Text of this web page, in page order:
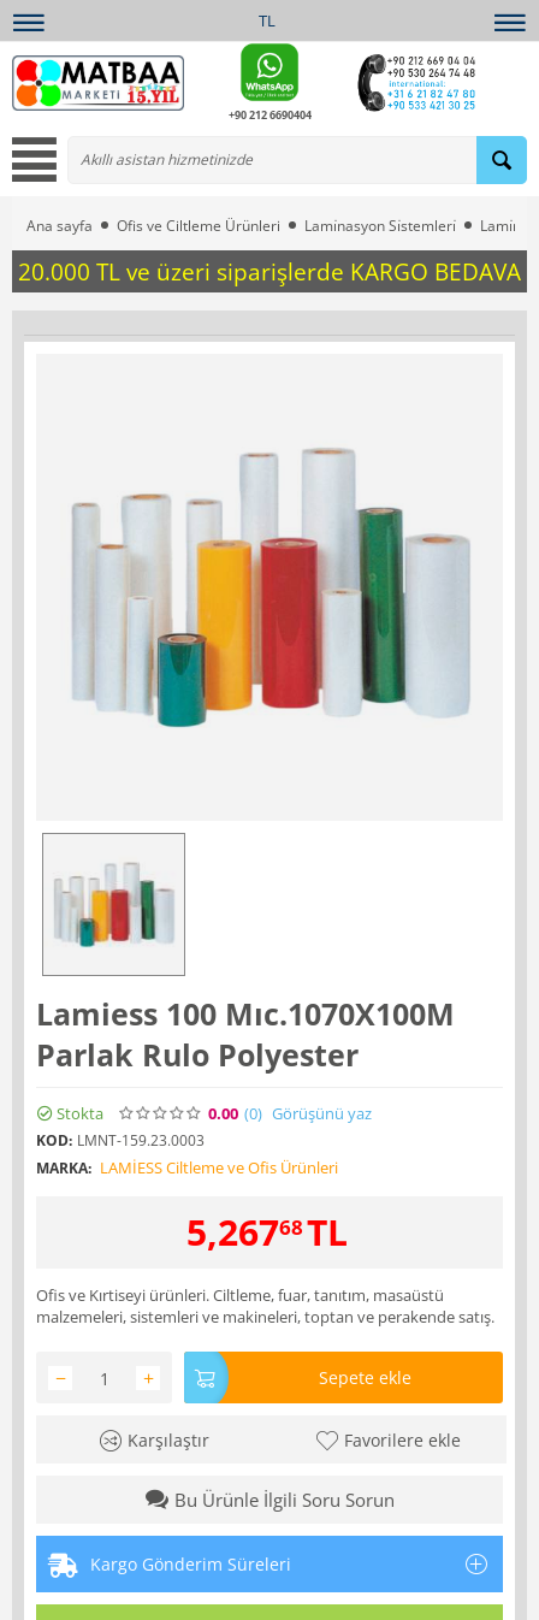
TL
+90 212 6690404
Ana sayfa Ofis ve Ciltleme Ürünleri Lami̇nasyon Si̇stemleri̇
20.000 TL ve üzeri siparişlerde KARGO BEDAVA
Lamiess 100 Mıc.1070X100M
Parlak Rulo Polyester
Stokta 0.00 (0) Görüşünü yaz
KOD: LMNT-159.23.0003
MARKA: LAMİESS Ciltleme ve Ofis Ürünleri
5,26768TL
Ofis ve Kırtiseyi ürünleri. Ciltleme, fuar, tanıtım, masaüstü
malzemeleri, sistemleri ve makineleri, toptan ve perakende satış.
+
− Sepete ekle
Karşılaştır Favorilere ekle
Bu Ürünle İlgili Soru Sorun
Kargo Gönderim Süreleri